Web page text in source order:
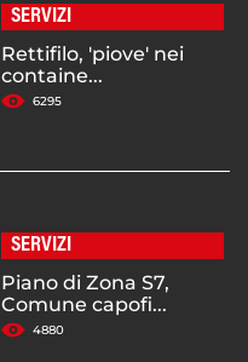
SERVIZI
Rettifilo, 'piove' nei
containe...
6295
SERVIZI
Piano di Zona S7,
Comune capofi...
4880